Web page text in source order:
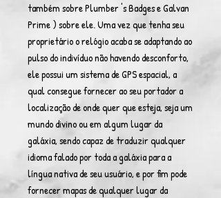
também sobre Plumber 's Badges e Galvan
Prime ) sobre ele. Uma vez que tenha seu
proprietário o relógio acaba se adaptando ao
pulso do indivíduo não havendo desconforto,
ele possui um sistema de GPS espacial, a
qual consegue fornecer ao seu portador a
localização de onde quer que esteja, seja um
mundo divino ou em algum lugar da
galáxia, sendo capaz de traduzir qualquer
idioma falado por toda a galáxia para a
língua nativa de seu usuário, e por fim pode
fornecer mapas de qualquer lugar da